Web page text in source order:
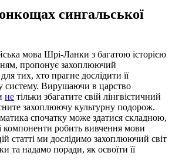
сингальської
мова Шрі-Ланки з багатою історією
пропонує захоплюючий
тих, хто прагне дослідити її
систему. Вирушаючи в царство
не тільки збагатите свій лінгвістичний
захоплюючу культурну подорож.
спочатку може здатися складною,
компоненти робить вивчення мови
статті ми дослідимо захоплюючий світ
та надамо поради, як освоїти її